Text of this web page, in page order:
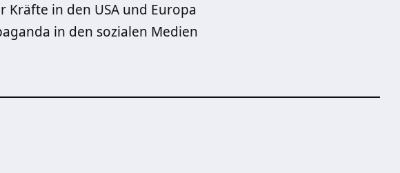
in den USA und Europa
in den sozialen Medien